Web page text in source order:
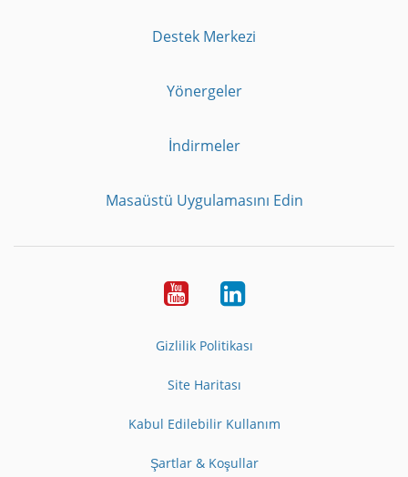
Destek Merkezi
Yönergeler
İndirmeler
Masaüstü Uygulamasını Edin
YoutubeLinkedIn
Gizlilik Politikası
Site Haritası
Kabul Edilebilir Kullanım
Şartlar & Koşullar